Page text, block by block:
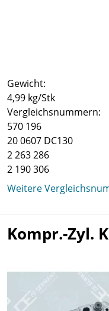
Gewicht:
4,99 kg/Stk
Vergleichsnummern:
570 196
20 0607 DC130
2 263 286
2 190 306
Weitere
Kompr.-Zyl.